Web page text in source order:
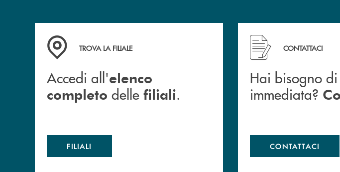
Accedi all' elenco completo delle filiali .
TROVA LA FILIALE
Accedi all'elenco
completo delle filiali.
FILIALI
Hai bisogno di
CONTATTACI
Hai bisogno di
immediata?
CONTATTACI